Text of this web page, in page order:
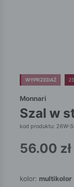
WYPRZEDAŻ
Monnari
szal w
kod produktu: 26W-
56.00 zł
kolor: multikolor